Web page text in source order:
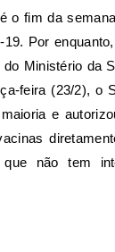
o fim da
19. Por
Ministério da
feira (23/2), o
e
que não tem